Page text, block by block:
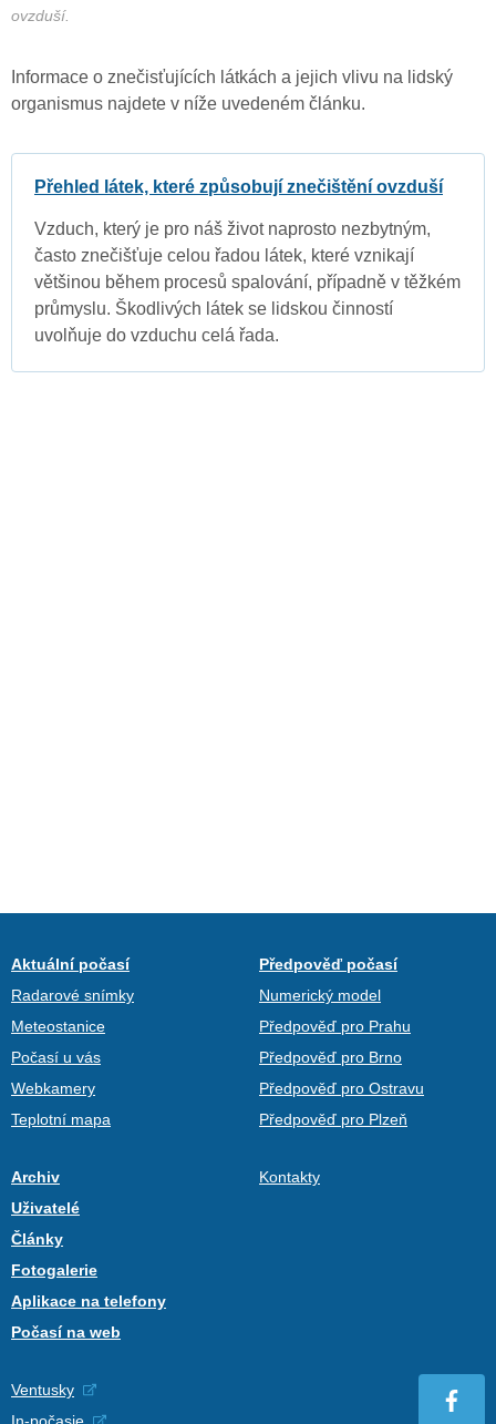
ovzduší.
Informace o znečisťujících látkách a jejich vlivu na lidský
organismus najdete v níže uvedeném článku.
Přehled látek, které způsobují znečištění ovzduší
Vzduch, který je pro náš život naprosto nezbytným,
často znečišťuje celou řadou látek, které vznikají
většinou během procesů spalování, případně v těžkém
průmyslu. Škodlivých látek se lidskou činností
uvolňuje do vzduchu celá řada.
Aktuální počasí
Radarové snímky
Meteostanice
Počasí u vás
Webkamery
Teplotní mapa
Předpověď počasí
Numerický model
Předpověď pro Prahu
Předpověď pro Brno
Předpověď pro Ostravu
Předpověď pro Plzeň
Archiv
Uživatelé
Články
Fotogalerie
Aplikace na telefony
Počasí na web
Kontakty
Ventusky